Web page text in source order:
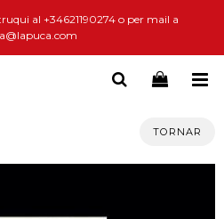
al +34621190274 o per mail a
TORNAR